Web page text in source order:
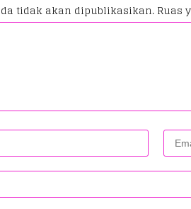
tidak akan dipublikasikan.Ruas